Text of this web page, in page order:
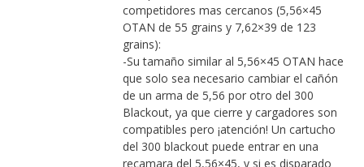
competidores mas cercanos (5,56×45
OTAN de 55 grains y 7,62×39 de 123
grains):
-Su tamaño similar al 5,56×45 OTAN hace
que solo sea necesario cambiar el cañón
de un arma de 5,56 por otro del 300
Blackout, ya que cierre y cargadores son
compatibles pero ¡atención! Un cartucho
del 300 blackout puede entrar en una
recamara del 5,56×45, y si es disparado